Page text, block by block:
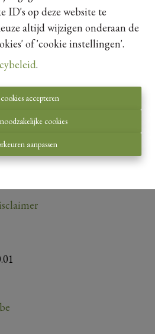
ID's op deze website te
altijd wijzigen onderaan de
of 'cookie instellingen'.
.
accepteren
cookies
aanpassen
1000 Brussel.